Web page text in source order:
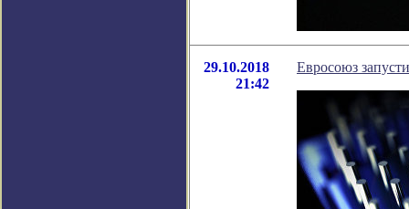
29.10.2018
21:42
Евросоюз